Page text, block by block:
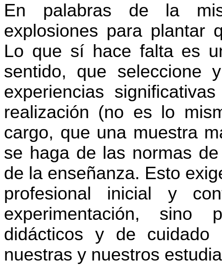
En palabras de la
explosiones para plantar
Lo que sí hace falta es
sentido, que seleccione
experiencias
realización (no es lo
cargo, que una muestra
se haga de las normas
de la enseñanza. Esto
profesional inicial y
experimentación, sino
didácticos y de
nuestras y nuestros